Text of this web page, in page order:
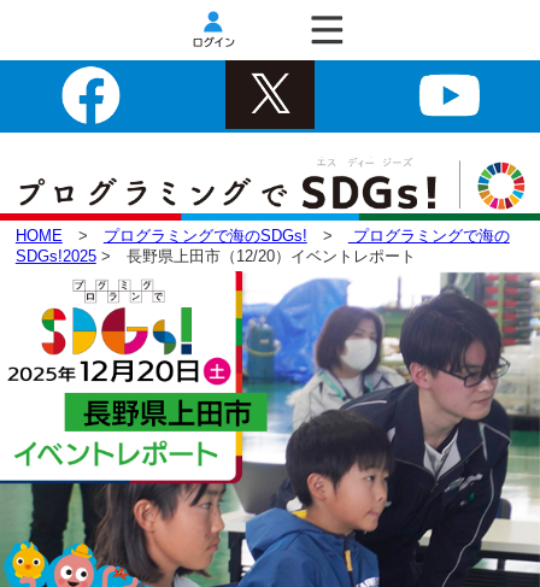
HOME > プログラミングで海のSDGs! >
プログラミングで海の
SDGs!2025> 長野県上田市（12/20）イベントレポート